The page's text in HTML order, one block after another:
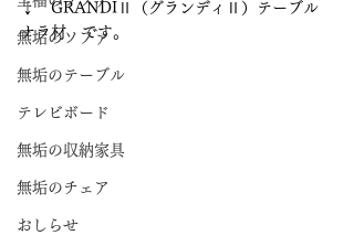
無垢のソファ
無垢のテーブル
テレビボード
無垢の収納家具
無垢のチェア
おしらせ
↓　GRANDIⅡ（グランディⅡ）テーブル
ナラ材　です。